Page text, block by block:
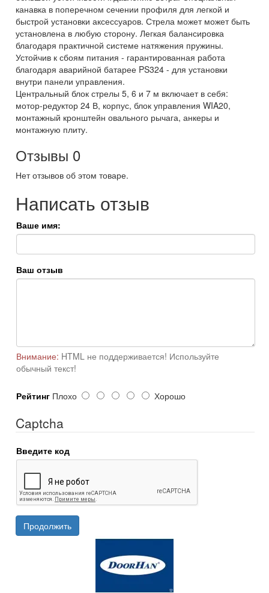
канавка в поперечном сечении профиля для легкой и
быстрой установки аксессуаров. Стрела может может быть
установлена в любую сторону. Легкая балансировка
благодаря практичной системе натяжения пружины.
Устойчив к сбоям питания - гарантированная работа
благодаря аварийной батарее PS324 - для установки
внутри панели управления.
Центральный блок стрелы 5, 6 и 7 м включает в себя:
мотор-редуктор 24 В, корпус, блок управления WIA20,
монтажный кронштейн овального рычага, анкеры и
монтажную плиту.
Отзывы 0
Нет отзывов об этом товаре.
Написать отзыв
Ваше имя:
Ваш отзыв
Внимание: HTML не поддерживается! Используйте
обычный текст!
Рейтинг Плохо Хорошо
Captcha
Введите код
Продолжить